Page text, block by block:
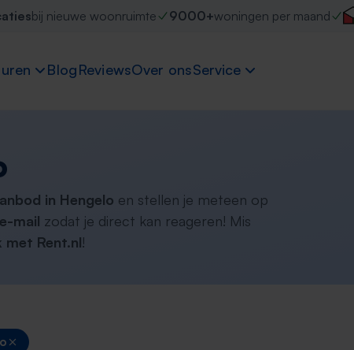
bij nieuwe woonruimte 9000+woningen per maand
BlogReviewsOver onsService
in Hengelo en stellen je meteen op
mail zodat je direct kan reageren! Mis
met Rent.nl!